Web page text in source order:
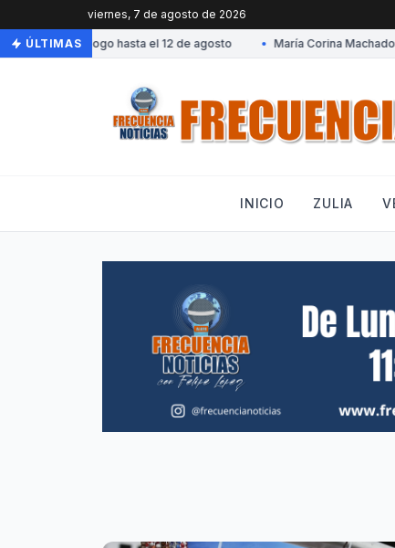
viernes, 7 de agosto de 2026
ÚLTIMAS
de diálogo hasta el 12 de agosto María Corina Machado
INICIO ZULIA